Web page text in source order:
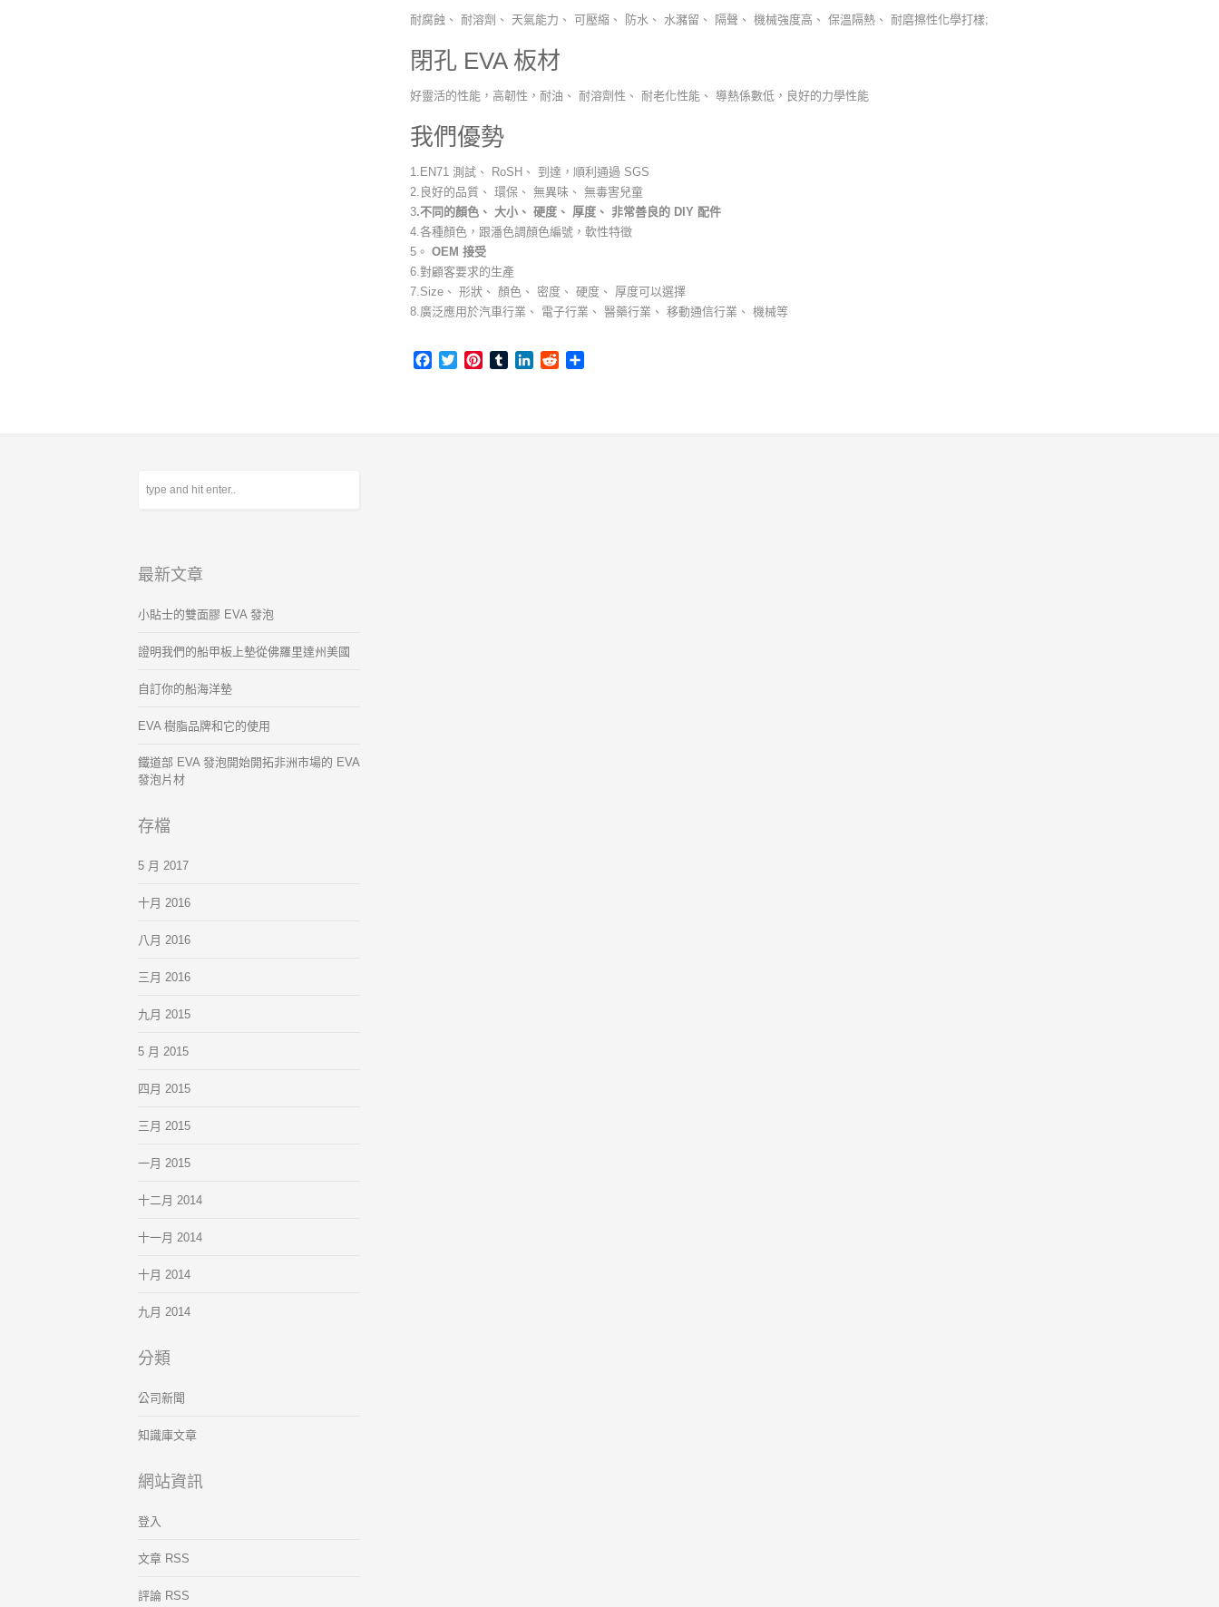
耐腐蝕、 耐溶劑、 天氣能力、 可壓縮、 防水、 水瀦留、 隔聲、 機械強度高、 保溫隔熱、 耐磨擦性化學打樣;
閉孔 EVA 板材
好靈活的性能，高韌性，耐油、 耐溶劑性、 耐老化性能、 導熱係數低，良好的力學性能
我們優勢
1.EN71 測試、 RoSH、 到達，順利通過 SGS
2.良好的品質、 環保、 無異味、 無毒害兒童
3.不同的顏色、 大小、 硬度、 厚度、 非常善良的 DIY 配件
4.各種顏色，跟潘色調顏色編號，軟性特徵
5。 OEM 接受
6.對顧客要求的生產
7.Size、 形狀、 顏色、 密度、 硬度、 厚度可以選擇
8.廣泛應用於汽車行業、 電子行業、 醫藥行業、 移動通信行業、 機械等
Facebook
TwitterPinterestTumblrLinkedInReddit
最新文章
小貼士的雙面膠 EVA 發泡
證明我們的船甲板上墊從佛羅里達州美國
自訂你的船海洋墊
EVA 樹脂品牌和它的使用
鐵道部 EVA 發泡開始開拓非洲市場的 EVA
發泡片材
存檔
5 月 2017
十月 2016
八月 2016
三月 2016
九月 2015
5 月 2015
四月 2015
三月 2015
一月 2015
十二月 2014
十一月 2014
十月 2014
九月 2014
分類
公司新聞
知識庫文章
網站資訊
登入
文章 RSS
評論 RSS